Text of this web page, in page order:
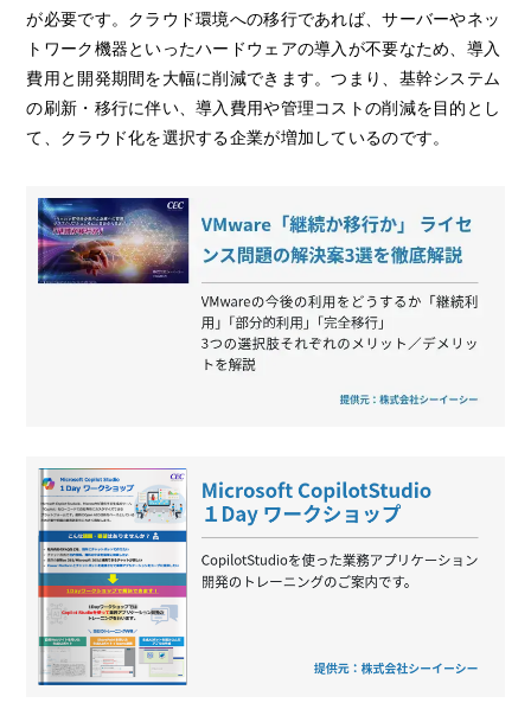
が必要です。クラウド環境への移行であれば、サーバーやネッ
トワーク機器といったハードウェアの導入が不要なため、導入
費用と開発期間を大幅に削減できます。つまり、基幹システム
の刷新・移行に伴い、導入費用や管理コストの削減を目的とし
て、クラウド化を選択する企業が増加しているのです。